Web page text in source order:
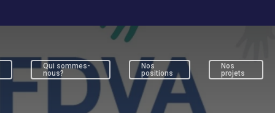
fermer
Qui sommes-
nous?
Nos
positions
Nos
projets